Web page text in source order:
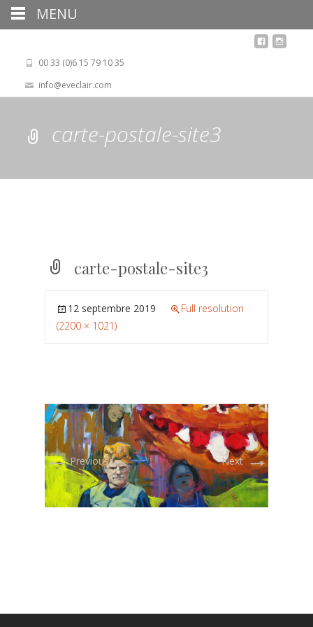
00 33 (0)6 15 79 10 35
info@eveclair.com
carte-postale-site3
carte-postale-site3
12 septembre 2019
Full resolution
(2200 × 1021)
←Previous Next→
MENU